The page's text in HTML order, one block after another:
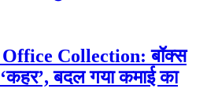
Collection: बॉक्स
बदल गया कमाई का